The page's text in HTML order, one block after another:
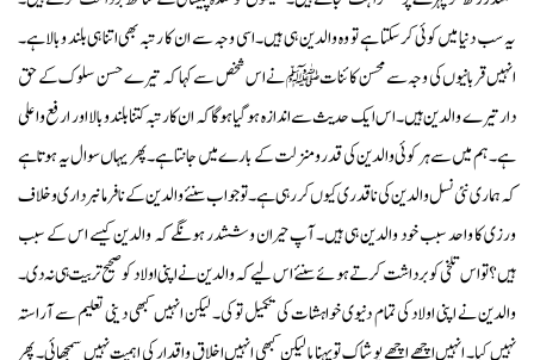
یہ سب دنیا میں کوئی کرسکتا ہے تو وہ والدین ہی ہیں۔ اسی وجہ سے ان کا رتبہ بھی اتنا ہی بلند وبالاہے۔
انہیں قربانیوں کی وجہ سے محسن کائنات ﷺ نے اس شخص سے کہا کہ تیرے حسن سلوک کے حق
دار تیرے والدین ہیں۔ اس ایک حدیث سے اندازہ ہوگیا ہوگا کہ ان کا رتبہ کتنا بلند وبالا اور ارفع واعلی
ہے۔ ہم میں سے ہر کوئی والدین کی قدر ومنزلت کے بارے میں جانتا ہے۔ پھر یہاں سوال یہ ہوتا ہے
کہ ہماری نئی نسل والدین کی ناقدری کیوں کر رہی ہے۔ تو جواب سنئے والدین کے نا فرمانبرداری وخلاف
ورزی کا واحد سبب خود والدین ہی ہیں۔ آپ حیران و ششدر ہونگے کہ والدین کیسے اس کے سبب
ہیں؟ تو اس تلخی کو برداشت کرتے ہوئے سنئے اس لیے کہ والدین نے اپنی اولاد کو صحیح تربیت ہی نہ دی۔
والدین نے اپنی اولاد کی تمام دنیوی خواہشات کی تکمیل تو کی۔ لیکن انہیں کبھی دینی تعلیم سے آراستہ
نہیں کیا۔ انہیں اچھے اچھے پوشاک تو پہنایا لیکن کبھی انہیں اخلاق واقدار کی اہمیت نہیں سمجھائی۔ پھر